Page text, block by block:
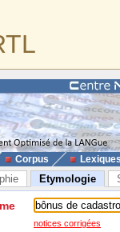
Corpus
Etymologie
notices corrigées